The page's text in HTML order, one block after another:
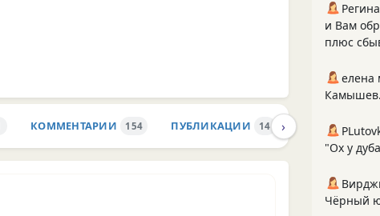
КОММЕНТАРИИ 154 ПУБЛИКАЦИИ 14 ПОДПИСЧИКИ
›
и Вам
плюс
елена
Камышев.
"Ох у
Чёрный